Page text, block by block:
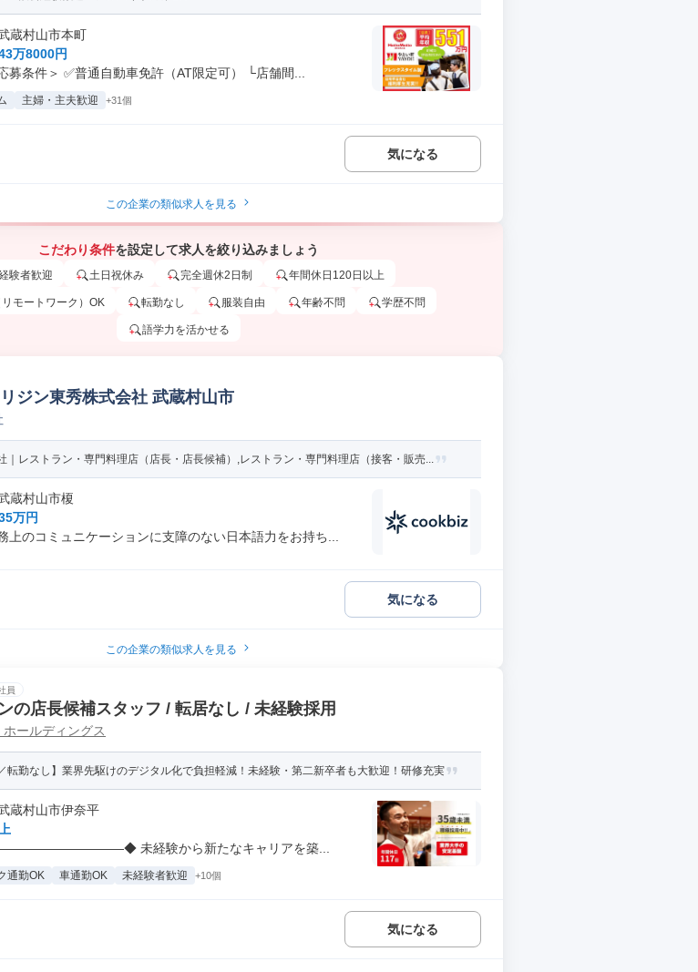
蔵村山市本町
万8000円
募条件＞ ✅普通自動車免許（AT限定可） └店舗間...
主婦・主夫歓迎 +31個
気になる
この企業の類似求人を見る
こだわり条件を設定して求人を絞り込みましょう
験者歓迎 土日祝休み 完全週休2日制 年間休日120日以上
モートワーク）OK 転勤なし 服装自由 年齢不問 学歴不問
語学力を活かせる
ジン東秀株式会社 武蔵村山市
｜レストラン・専門料理店（店長・店長候補）,レストラン・専門料理店（接客・販売...
蔵村山市榎
万円
のコミュニケーションに支障のない日本語力をお持ち...
気になる
この企業の類似求人を見る
員
の店長候補スタッフ / 転居なし / 未経験採用
ールディングス
転勤なし】業界先駆けのデジタル化で負担軽減！未経験・第二新卒者も大歓迎！研修充実
蔵村山市伊奈平
未経験から新たなキャリアを築...
通勤OK 車通勤OK 未経験者歓迎 +10個
気になる